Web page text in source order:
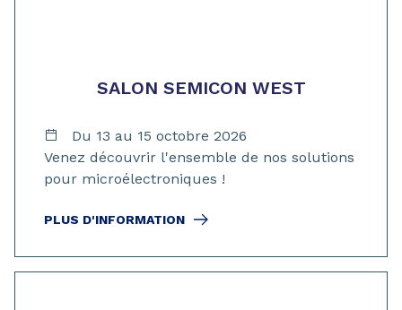
SALON SEMICON WEST
Du 13 au 15 octobre 2026
Venez découvrir l'ensemble de nos solutions
pour microélectroniques !
PLUS D'INFORMATION